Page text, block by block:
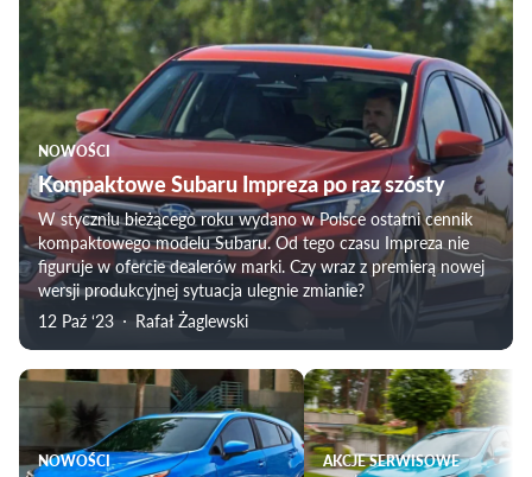
NOWOŚCI
Kompaktowe Subaru Impreza po raz szósty
W styczniu bieżącego roku wydano w Polsce ostatni cennik
kompaktowego modelu Subaru. Od tego czasu Impreza nie
figuruje w ofercie dealerów marki. Czy wraz z premierą nowej
wersji produkcyjnej sytuacja ulegnie zmianie?
12 Paź ‘23
Rafał Żaglewski
NOWOŚCI AKCJE SERWISOWE